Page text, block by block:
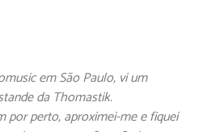
em São Paulo, vi um
da Thomastik.
por perto, aproximei-me e fiquei